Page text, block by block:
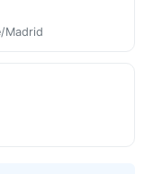
Madrid